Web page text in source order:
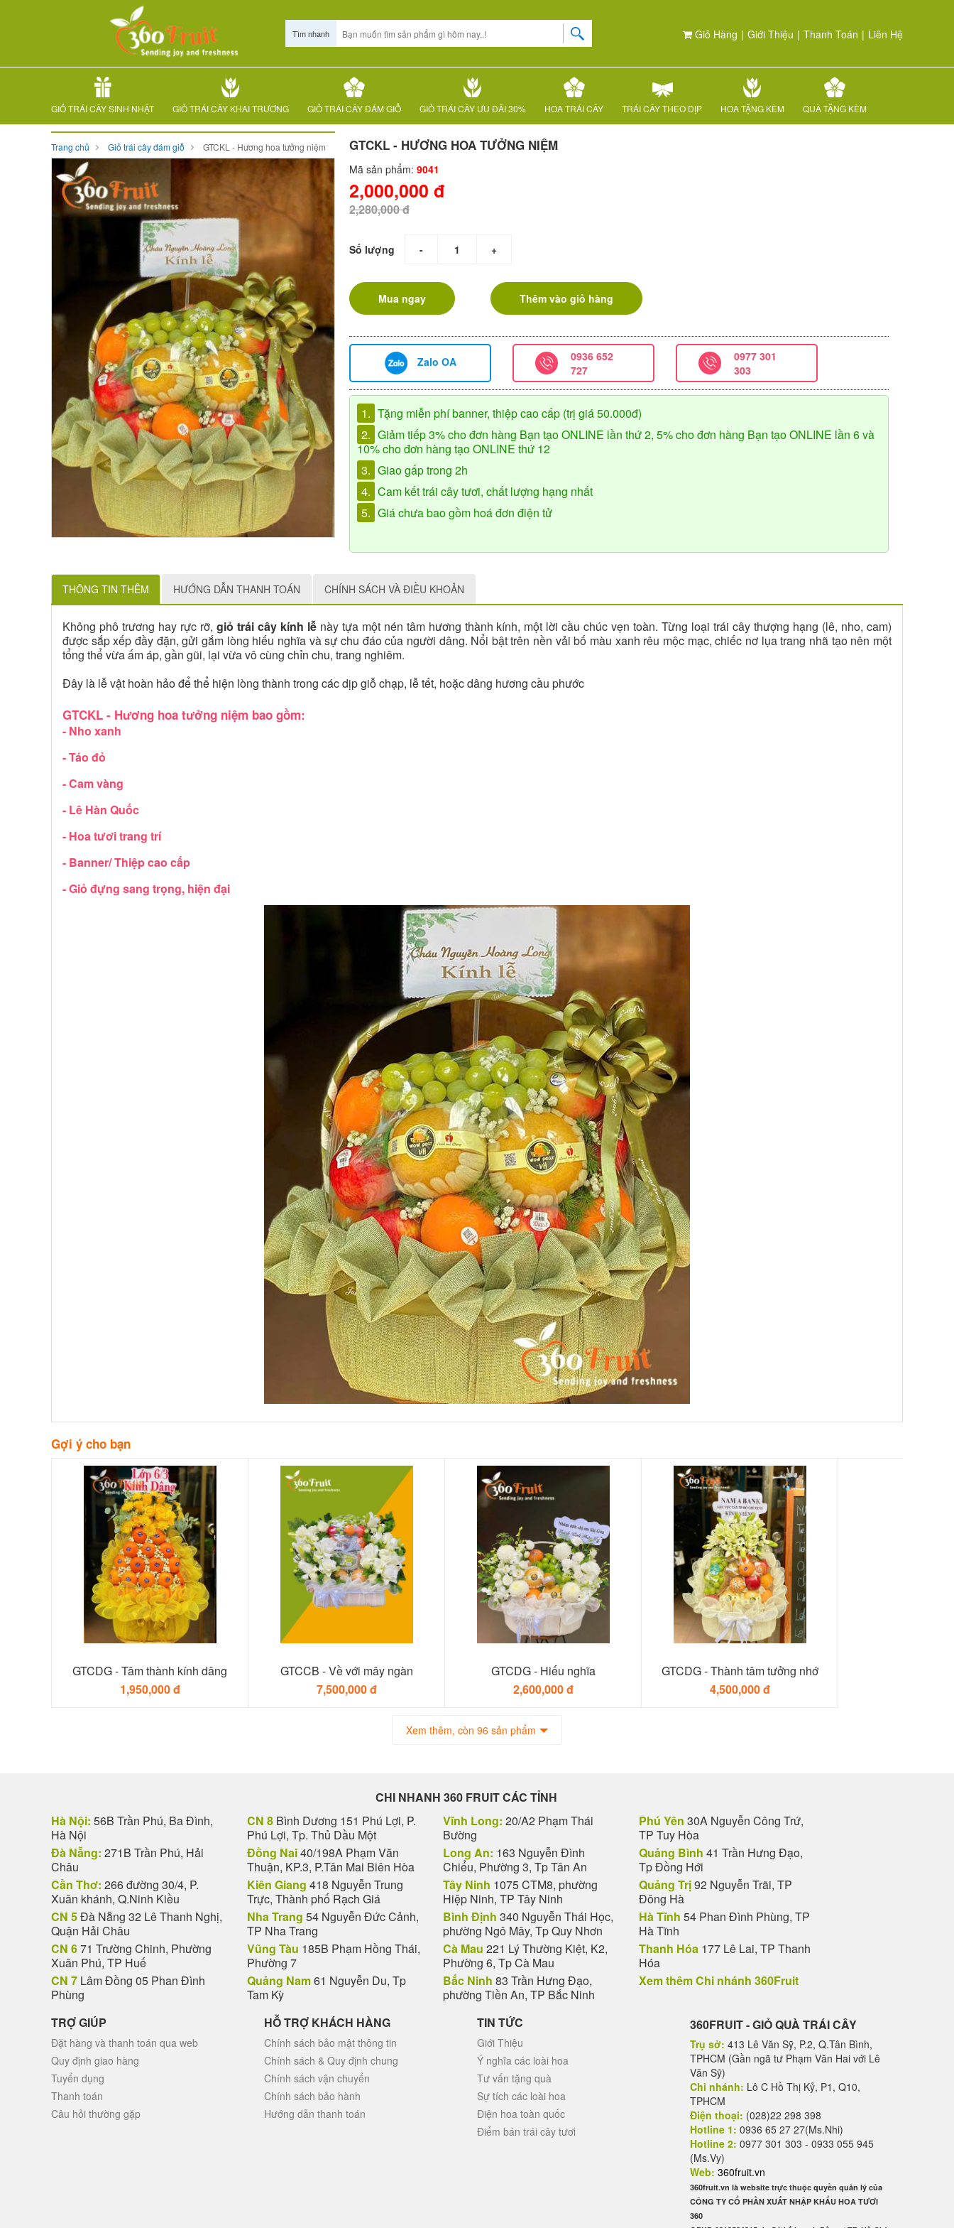
Giỏ Hàng | Giới Thiệu | Thanh Toán | Liên Hệ
Tìm nhanh
GIỎ TRÁI CÂY SINH NHẬT GIỎ TRÁI CÂY KHAI TRƯƠNG GIỎ TRÁI CÂY ĐÁM GIỖ GIỎ TRÁI CÂY ƯU ĐÃI 30% HOA TRÁI CÂY TRÁI CÂY THEO DỊP HOA TẶNG KÈM QUÀ TẶNG KÈM
Trang chủ Giỏ trái cây đám giỗ GTCKL - Hương hoa tưởng niệm GTCKL - HƯƠNG HOA TƯỞNG NIỆM
Mã sản phẩm: 9041
2,000,000 đ
2,280,000 đ
Số lượng - +
Mua ngay Thêm vào giỏ hàng
Zalo OA
0936 652
727
0977 301
303
1. Tặng miễn phí banner, thiệp cao cấp (trị giá 50.000đ)
2. Giảm tiếp 3% cho đơn hàng Bạn tạo ONLINE lần thứ 2, 5% cho đơn hàng Bạn tạo ONLINE lần 6 và
10% cho đơn hàng tạo ONLINE thứ 12
3. Giao gấp trong 2h
4. Cam kết trái cây tươi, chất lượng hạng nhất
5. Giá chưa bao gồm hoá đơn điện tử
THÔNG TIN THÊM HƯỚNG DẪN THANH TOÁN CHÍNH SÁCH VÀ ĐIỀU KHOẢN
Không phô trương hay rực rỡ, giỏ trái cây kính lễnày tựa một nén tâm hương thành kính, một lời cầu chúc vẹn toàn. Từng loại trái cây thượng hạng (lê, nho, cam)
được sắp xếp đầy đặn, gửi gắm lòng hiếu nghĩa và sự chu đáo của người dâng. Nổi bật trên nền vải bố màu xanh rêu mộc mạc, chiếc nơ lụa trang nhã tạo nên một
tổng thể vừa ấm áp, gần gũi, lại vừa vô cùng chỉn chu, trang nghiêm.
Đây là lễ vật hoàn hảo để thể hiện lòng thành trong các dịp giỗ chạp, lễ tết, hoặc dâng hương cầu phước
GTCKL - Hương hoa tưởng niệm bao gồm:
- Nho xanh
- Táo đỏ
- Cam vàng
- Lê Hàn Quốc
- Hoa tươi trang trí
- Banner/ Thiệp cao cấp
- Giỏ đựng sang trọng, hiện đại
Gợi ý cho bạn
GTCDG - Tâm thành kính dâng
1,950,000 đ
GTCCB - Về với mây ngàn
7,500,000 đ
GTCDG - Hiếu nghĩa
2,600,000 đ
GTCDG - Thành tâm tưởng nhớ
4,500,000 đ
Xem thêm, còn 96 sản phẩm
CHI NHANH 360 FRUIT CÁC TỈNH
Hà Nội: 56B Trần Phú, Ba Đình,
Hà Nội
Đà Nẵng: 271B Trần Phú, Hải
Châu
Cần Thơ: 266 đường 30/4, P.
Xuân khánh, Q.Ninh Kiều
CN 5Đà Nẵng 32 Lê Thanh Nghị,
Quận Hải Châu
CN 671 Trường Chinh, Phường
Xuân Phú, TP Huế
CN 7 Lâm Đồng 05 Phan Đình
Phùng
CN 8 Bình Dương 151 Phú Lợi, P.
Phú Lợi, Tp. Thủ Dầu Một
Đồng Nai40/198A Phạm Văn
Thuận, KP.3, P.Tân Mai Biên Hòa
Kiên Giang 418 Nguyễn Trung
Trực, Thành phố Rạch Giá
Nha Trang 54 Nguyễn Đức Cảnh,
TP Nha Trang
Vũng Tàu 185B Phạm Hồng Thái,
Phường 7
Quảng Nam61 Nguyễn Du, Tp
Tam Kỳ
Vĩnh Long: 20/A2 Phạm Thái
Bường
Long An: 163 Nguyễn Đình
Chiểu, Phường 3, Tp Tân An
Tây Ninh 1075 CTM8, phường
Hiệp Ninh, TP Tây Ninh
Bình Định 340 Nguyễn Thái Học,
phường Ngô Mây, Tp Quy Nhơn
Cà Mau 221 Lý Thường Kiệt, K2,
Phường 6, Tp Cà Mau
Bắc Ninh 83 Trần Hưng Đạo,
phường Tiền An, TP Bắc Ninh
Phú Yên 30A Nguyễn Công Trứ,
TP Tuy Hòa
Quảng Bình 41 Trần Hưng Đạo,
Tp Đồng Hới
Quảng Trị92 Nguyễn Trãi, TP
Đông Hà
Hà Tĩnh 54 Phan Đình Phùng, TP
Hà Tĩnh
Thanh Hóa 177 Lê Lai, TP Thanh
Hóa
Xem thêm Chi nhánh 360Fruit
TRỢ GIÚP
Đặt hàng và thanh toán qua web
Quy định giao hàng
Tuyển dụng
Thanh toán
Câu hỏi thường gặp
HỖ TRỢ KHÁCH HÀNG
Chính sách bảo mật thông tin
Chính sách & Quy định chung
Chính sách vận chuyển
Chính sách bảo hành
Hướng dẫn thanh toán
TIN TỨC
Giới Thiệu
Ý nghĩa các loài hoa
Tư vấn tặng quà
Sự tích các loài hoa
Điện hoa toàn quốc
Điểm bán trái cây tươi
360FRUIT - GIỎ QUÀ TRÁI CÂY
Trụ sở: 413 Lê Văn Sỹ, P.2, Q.Tân Bình,
TPHCM (Gần ngã tư Phạm Văn Hai với Lê
Văn Sỹ)
Chi nhánh: Lô C Hồ Thị Kỷ, P1, Q10,
TPHCM
Điện thoại: (028)22 298 398
Hotline 1: 0936 65 27 27(Ms.Nhi)
Hotline 2: 0977 301 303 - 0933 055 945
(Ms.Vy)
Web: 360fruit.vn
360fruit.vn là website trực thuộc quyền quản lý của
CÔNG TY CỔ PHẦN XUẤT NHẬP KHẨU HOA TƯƠI
360